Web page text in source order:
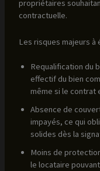
propriétaires
contractuelle.
Les risques majeurs à
Requalification du
effectif du bien
même si le contrat
Absence de
impayés, ce qui
solides dès la
Moins de
le locataire